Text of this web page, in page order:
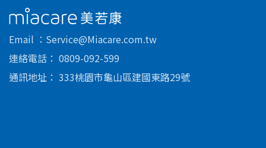
美若康
Email
Service@Miacare.com.tw
連絡電話
0809-092-599
通訊地址
333桃園市龜山區建國東路29號